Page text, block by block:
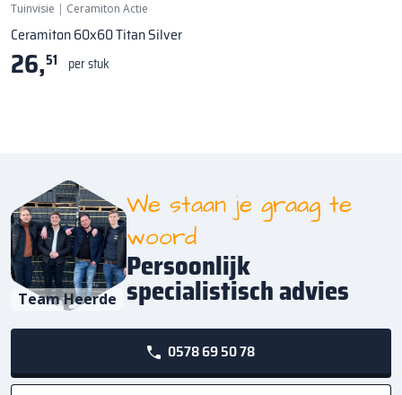
Tuinvisie | Ceramiton Actie
Ceramiton 60x60 Titan Silver
26,51 per stuk
Team Heerde
We staan je graag te
woord
Persoonlijk
specialistisch advies
0578 69 50 78